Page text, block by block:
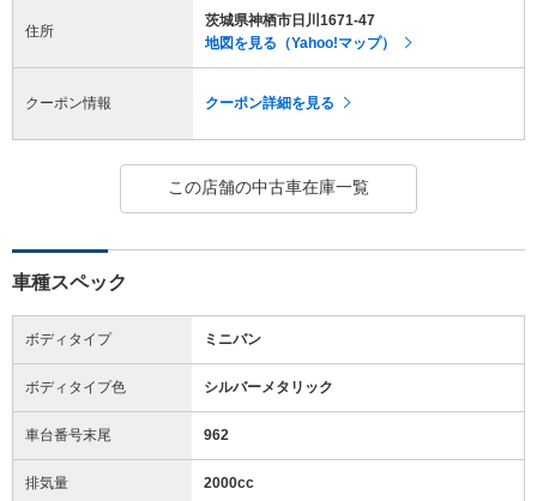
住所
茨城県神栖市日川1671-47
地図を見る（Yahoo!マップ）
クーポン情報 クーポン詳細を見る
この店舗の中古車在庫一覧
車種スペック
ボディタイプ ミニバン
ボディタイプ色 シルバーメタリック
車台番号末尾 962
排気量 2000cc